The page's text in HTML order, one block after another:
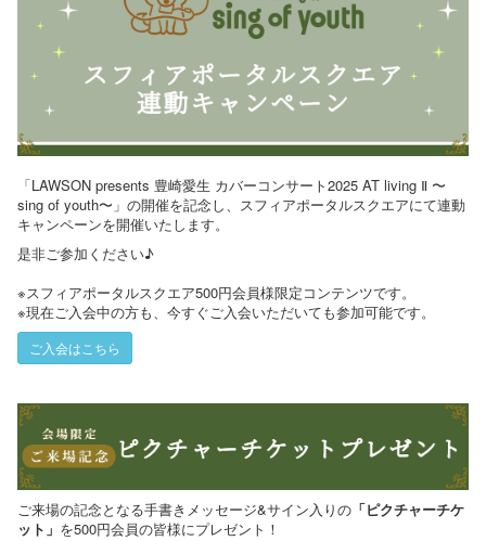
「LAWSON presents 豊崎愛⽣ カバーコンサート2025 AT living Ⅱ 〜
sing of youth〜」の開催を記念し、スフィアポータルスクエアにて連動
キャンペーンを開催いたします。
是非ご参加ください♪
※スフィアポータルスクエア500円会員様限定コンテンツです。
※現在ご入会中の方も、今すぐご入会いただいても参加可能です。
ご入会はこちら
ご来場の記念となる手書きメッセージ&サイン入りの 「ピクチャーチケ
ット」 を500円会員の皆様にプレゼント！